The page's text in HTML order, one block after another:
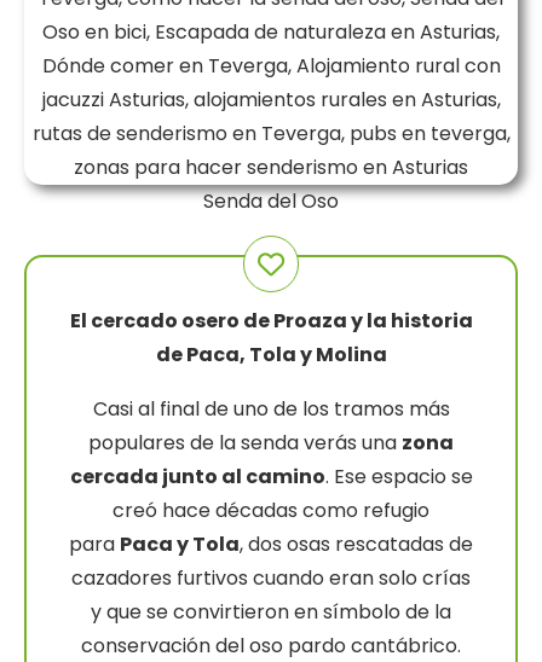
Senda del Oso
El cercado osero de Proaza y la historia
de Paca, Tola y Molina
Casi al final de uno de los tramos más
populares de la senda verás una zona
cercada junto al camino. Ese espacio se
creó hace décadas como refugio
para Paca y Tola, dos osas rescatadas de
cazadores furtivos cuando eran solo crías
y que se convirtieron en símbolo de la
conservación del oso pardo cantábrico.